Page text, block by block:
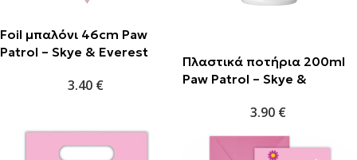
Foil μπαλόνι 46cm Paw
Patrol – Skye & Everest
3.40 €
Πλαστικά ποτήρια 200ml
Paw Patrol – Skye &
3.90 €